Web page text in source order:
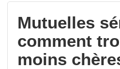
Mutuelles
comment
moins